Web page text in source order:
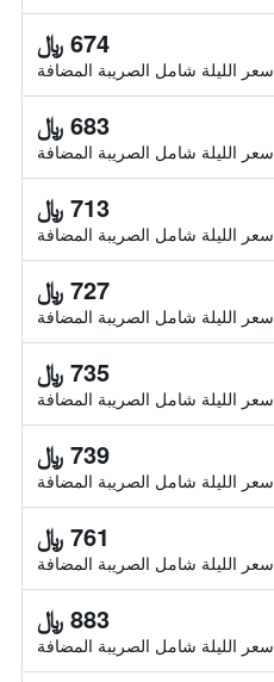
674 ﷼
سعر الليلة شامل الصريبة المضافة
683 ﷼
سعر الليلة شامل الصريبة المضافة
713 ﷼
سعر الليلة شامل الصريبة المضافة
727 ﷼
سعر الليلة شامل الصريبة المضافة
735 ﷼
سعر الليلة شامل الصريبة المضافة
739 ﷼
سعر الليلة شامل الصريبة المضافة
761 ﷼
سعر الليلة شامل الصريبة المضافة
883 ﷼
سعر الليلة شامل الصريبة المضافة